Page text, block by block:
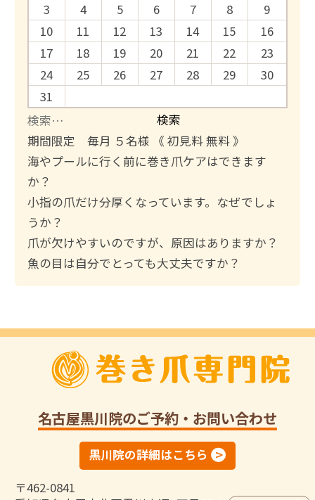
3
4 5 6 7 8
9
10
11 12 13 14 15
16
17
18 19 20 21 22
23
24
25 26 27 28 29
30
31
検
索
:
期間限定 毎月 ５名様 《 初見料 無料 》
海やプールに行く前に巻き爪ケアはできます
か？
小指の爪だけ分厚くなっています。なぜでしょ
うか？
爪が欠けやすいのですが、原因はありますか？
魚の目は自分でとっても大丈夫ですか？
名古屋黒川院のご予約・お問い合わせ
黒川院の詳細はこちら
〒462-0841